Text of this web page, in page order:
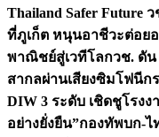
Thailand Safer Future
ที่ภูเก็ต หนุนอาชีวะต่อย
พาณิชย์สู่เวทีโลกวช. ดัน
สากลผ่านเสียงซิมโฟนีก
DIW 3 ระดับ เชิดชูโรง
อย่างยั่งยืน”กองทัพบก-